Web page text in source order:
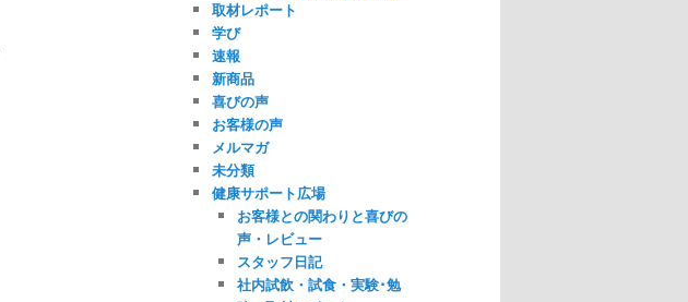
取材レポート
学び
速報
新商品
喜びの声
お客様の声
メルマガ
未分類
健康サポート広場
お客様との関わりと喜びの
声・レビュー
スタッフ日記
社内試飲・試食・実験･勉